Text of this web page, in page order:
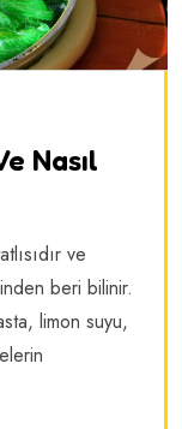
Nasıl
ve
beri bilinir.
limon suyu,